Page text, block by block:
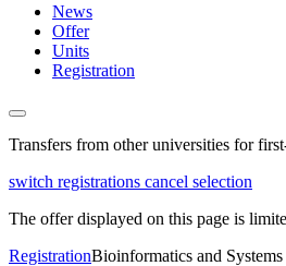
News
Offer
Units
Registration
Transfers from other universities for
switch registrations cancel selection
The offer displayed on this page is
RegistrationBioinformatics and